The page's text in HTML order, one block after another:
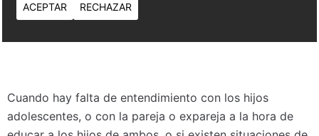
Cuando hay falta de entendimiento con los hijos
adolescentes, o con la pareja o expareja a la hora de
ACEPTAR RECHAZAR